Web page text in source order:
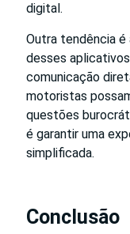
digital.
Outra tendência é
desses
comunicação
motoristas
questões
é garantir uma
simplificada.
Conclusão